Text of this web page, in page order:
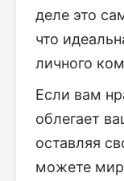
деле это
что
личного
Если вам
облегает
оставляя
можете